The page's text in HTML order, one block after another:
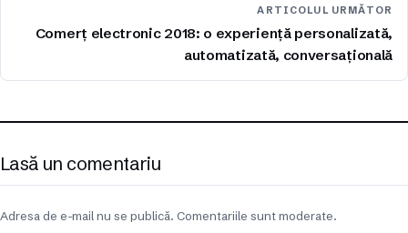
ARTICOLUL URMĂTOR
Comerț electronic 2018: o experiență personalizată,
automatizată, conversațională
Lasă un comentariu
Adresa de e-mail nu se publică. Comentariile sunt moderate.